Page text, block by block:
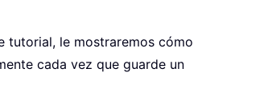
tutorial, le mostraremos cómo
cada vez que guarde un